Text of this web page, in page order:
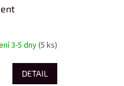
3-5 dny(5 ks)
DETAIL